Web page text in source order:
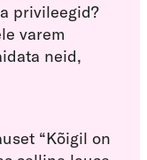
privileegid?
varem
neid,
“Kõigil on